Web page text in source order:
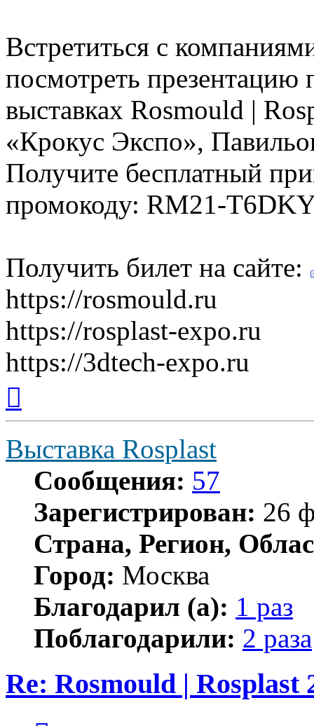
Встретиться с
посмотреть
выставках Rosmould |
«Крокус Экспо»,
Получите бесплатный
промокоду: RM21-
Получить билет на сайте:
https://rosmould.ru
https://rosplast-expo.ru
https://3dtech-expo.ru
началу
Выставка Rosplast
Сообщения: 57
Зарегистрирован: 26
Страна, Регион,
Город: Москва
Благодарил (а): 1 раз
Поблагодарили: 2 раза
Re: Rosmould | Rosplast